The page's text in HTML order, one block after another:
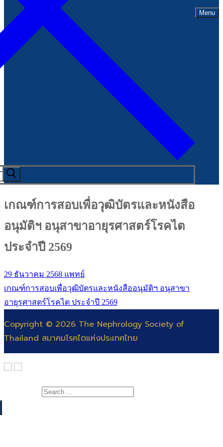
Menu
เกณฑ์การสอบเพื่อวุฒิบัตรและหนังสือ
อนุมัติฯ อนุสาขาอายุรศาสตร์โรคไต
ประจำปี 2569
29 ธันวาคม 2568 แพทย์
เกณฑ์การสอบเพื่อวุฒิบัตรและหนังสืออนุมัติฯ อนุสาขา
อายุรศาสตร์โรคไต ประจำปี 2569
Copyright © 2026 The Nephrology Society of
Thailand สมาคมโรคไตแห่งประเทศไทย